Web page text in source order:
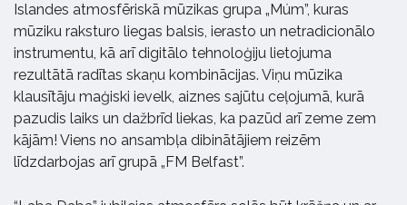
Islandes atmosfēriskā mūzikas grupa „Múm”, kuras
mūziku raksturo liegas balsis, ierasto un netradicionālo
instrumentu, kā arī digitālo tehnoloģiju lietojuma
rezultātā radītas skaņu kombinācijas. Viņu mūzika
klausītāju maģiski ievelk, aiznes sajūtu ceļojumā, kurā
pazudis laiks un dažbrīd liekas, ka pazūd arī zeme zem
kājām! Viens no ansambļa dibinātājiem reizēm
līdzdarbojas arī grupā „FM Belfast”.